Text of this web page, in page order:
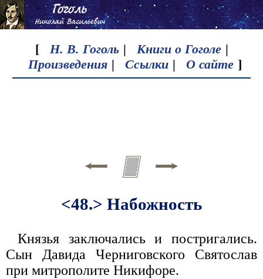
[ Н. В. Гоголь | Книги о Гоголе |
Произведения | Ссылки | О сайте ]
<48.> Набожность
Князья заключались и постригались.
Сын Давида Черниговского Святослав
при митрополите Никифоре.